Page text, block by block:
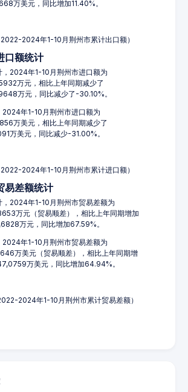
万美元，同比增加11.40%。
2022-2024年1-10月荆州市累计出口额）
口额统计
，2024年1-10月荆州市进口额为
万元，相比上年同期减少了
万元，同比减少了-30.10%。
2024年1-10月荆州市进口额为
万美元，相比上年同期减少了
万美元，同比减少-31.00%。
2022-2024年1-10月荆州市累计进口额）
易差额统计
，2024年1-10月荆州市贸易差额为
万元（贸易顺差），相比上年同期增加
万元，同比增加67.59%。
2024年1-10月荆州市贸易差额为
万美元（贸易顺差），相比上年同期增
万美元，同比增加64.94%。
2024年1-10月荆州市累计贸易差额）